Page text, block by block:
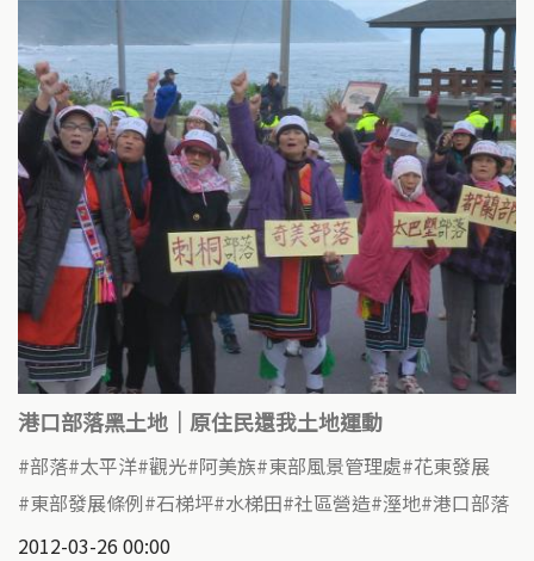
港口部落黑土地｜原住民還我土地運動
部落 太平洋 觀光 阿美族 東部風景管理處 花東發展
東部發展條例 石梯坪 水梯田 社區營造 溼地 港口部落
2012-03-26 00:00